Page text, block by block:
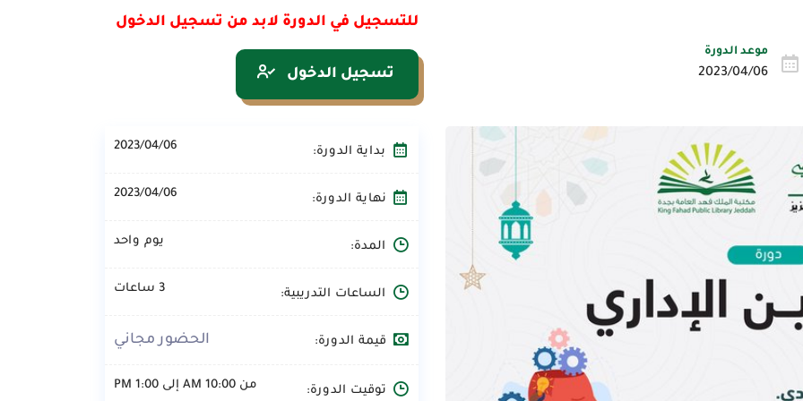
موعد الدورة
2023/04/06
للتسجيل في الدورة لابد من تسجيل الدخول
تسجيل الدخول
بداية الدورة: 2023/04/06
نهاية الدورة: 2023/04/06
المدة: يوم واحد
الساعات التدريبية: 3 ساعات
قيمة الدورة: الحضور مجاني
توقيت الدورة: من 10:00 AM إلى 1:00 PM